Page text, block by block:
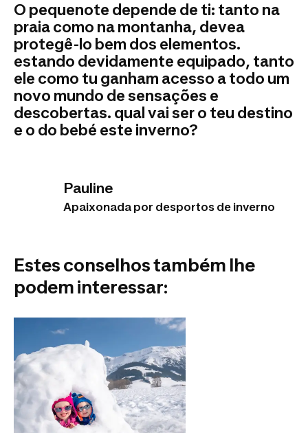
O pequenote depende de ti: tanto na
praia como na montanha, devea
protegê-lo bem dos elementos.
estando devidamente equipado, tanto
ele como tu ganham acesso a todo um
novo mundo de sensações e
descobertas. qual vai ser o teu destino
e o do bebé este inverno?
Pauline
Apaixonada por desportos de inverno
Estes conselhos também lhe
podem interessar: